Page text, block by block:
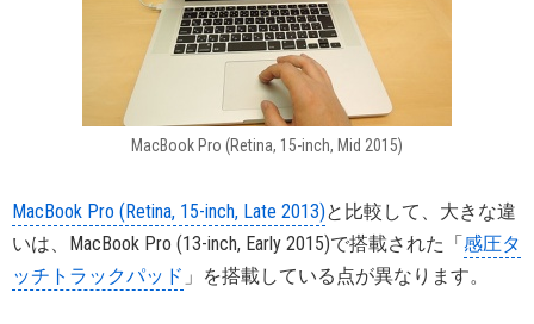
MacBook Pro (Retina, 15-inch, Mid 2015)
MacBook Pro (Retina, 15-inch, Late 2013)と比較して、大きな違
いは、MacBook Pro (13-inch, Early 2015)で搭載された「感圧タ
ッチトラックパッド 」を搭載している点が異なります。